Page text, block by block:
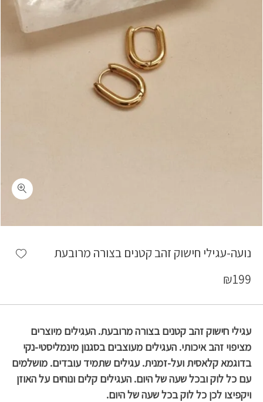
נועה-עגילי חישוק זהב קטנים בצורה מרובעת
₪199
עגילי חישוק זהב קטנים בצורה מרובעת. העגילים מיוצרים
מציפוי זהב איכותי. העגילים מעוצבים בסגנון מינמליסטי-נקי
בדוגמא קלאסית ועל-זמנית. עגילים שתמיד עובדים. מושלמים
עם כל לוק ובכל שעה של היום. העגילים קלים ונוחים על האוזן
ויקפיצו לכן כל לוק בכל שעה של היום.